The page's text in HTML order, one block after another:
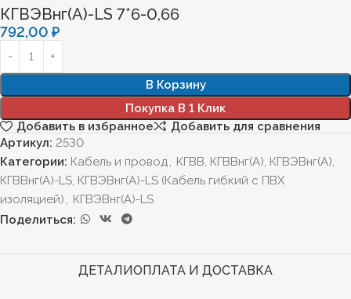
КГВЭВнг(А)-LS 7*6-0,66
792,00 ₽
В Корзину
Покупка В 1 Клик
Добавить в избранное
Добавить для сравнения
Артикул: 2530
Категории: Кабель и провод, КГВВ, КГВВнг(А), КГВЭВнг(А),
КГВВнг(А)-LS, КГВЭВнг(А)-LS (Кабель гибкий с ПВХ
изоляцией) , КГВЭВнг(А)-LS
Поделиться:
ДЕТАЛИОПЛАТА И ДОСТАВКА